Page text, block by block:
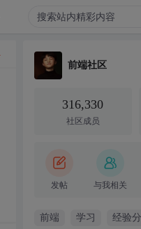
前端社区
316,330
社区成员
发帖 与我相关
前端 学习 经验